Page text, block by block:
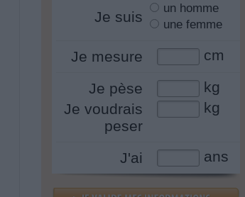
Je suis
un homme
une femme
Je mesure cm
Je pèse
kg
Je voudrais
peser
kg
J'ai ans